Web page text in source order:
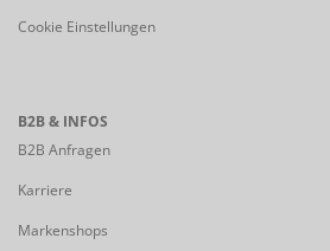
Cookie Einstellungen
B2B & INFOS
B2B Anfragen
Karriere
Markenshops